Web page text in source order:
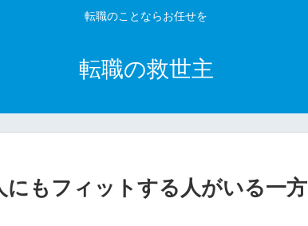
転職のことならお任せを
転職の救世主
もフィットする人がいる一方